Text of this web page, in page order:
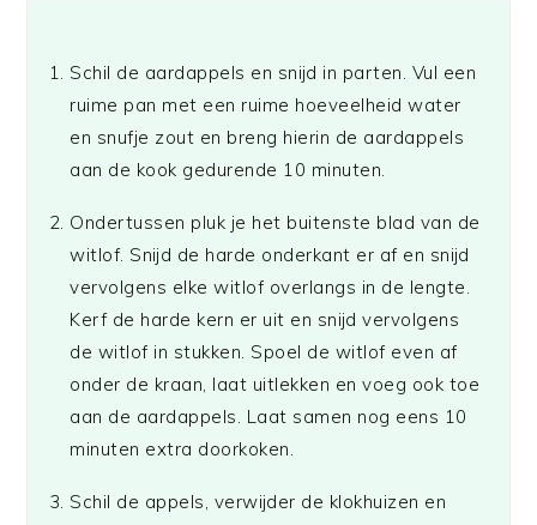
Schil de aardappels en snijd in parten. Vul een
ruime pan met een ruime hoeveelheid water
en snufje zout en breng hierin de aardappels
aan de kook gedurende 10 minuten.
Ondertussen pluk je het buitenste blad van de
witlof. Snijd de harde onderkant er af en snijd
vervolgens elke witlof overlangs in de lengte.
Kerf de harde kern er uit en snijd vervolgens
de witlof in stukken. Spoel de witlof even af
onder de kraan, laat uitlekken en voeg ook toe
aan de aardappels. Laat samen nog eens 10
minuten extra doorkoken.
Schil de appels, verwijder de klokhuizen en